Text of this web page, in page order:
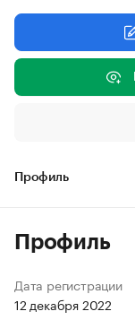
Профиль
Профиль
Дата регистрации
12 декабря 2022